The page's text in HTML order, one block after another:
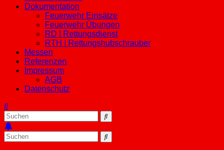
Dokumentation
Feuerwehr Einsätze
Feuerwehr Übungen
RD | Rettungsdienst
RTH | Rettungshubschrauber
Messen
Referenzen
Impressum
AGB
Datenschutz